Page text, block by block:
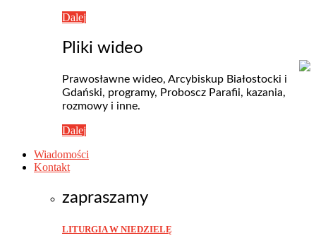
Dalej
Pliki wideo
Prawosławne wideo, Arcybiskup Białostocki i
Gdański, programy, Proboscz Parafii, kazania,
rozmowy i inne.
Dalej
Wiadomości
Kontakt
zapraszamy
LITURGIA W NIEDZIELĘ